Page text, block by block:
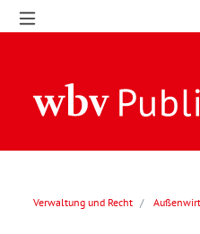
Verwaltung und Recht